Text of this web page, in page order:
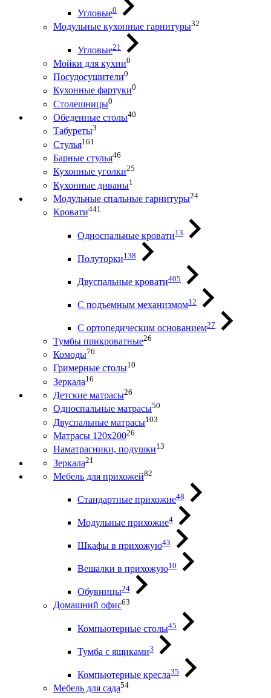
Угловые0
Модульные кухонные гарнитуры32
Угловые21
Мойки для кухни0
Посудосушители0
Кухонные фартуки0
Столешницы0
Обеденные столы40
Табуреты3
Стулья161
Барные стулья46
Кухонные уголки25
Кухонные диваны1
Модульные спальные гарнитуры24
Кровати441
Односпальные кровати13
Полуторки138
Двуспальные кровати405
С подъемным механизмом12
С ортопедическим основанием27
Тумбы прикроватные26
Комоды76
Гримерные столы10
Зеркала16
Детские матрасы26
Односпальные матрасы50
Двуспальные матрасы103
Матрасы 120х20026
Наматрасники, подушки13
Зеркала21
Мебель для прихожей82
Стандартные прихожие48
Модульные прихожие4
Шкафы в прихожую43
Вешалки в прихожую10
Обувницы24
Домашний офис63
Компьютерные столы45
Тумба с ящиками3
Компьютерные кресла35
Мебель для сада54